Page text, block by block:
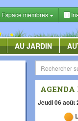
Espace membres
AU JARDIN
AGENDA
Jeudi 06 août
L